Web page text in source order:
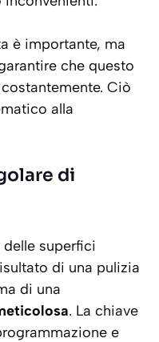
è importante, ma
che questo
Ciò
alla
di
superfici
di una pulizia
di una
. La chiave
e